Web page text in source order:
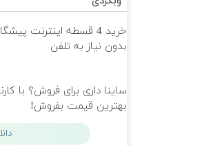
خرید 4 قسطه اینترنت
بدون نیاز به تلفن
ساینا داری برای فروش؟ با
بهترین قیمت بفروش!